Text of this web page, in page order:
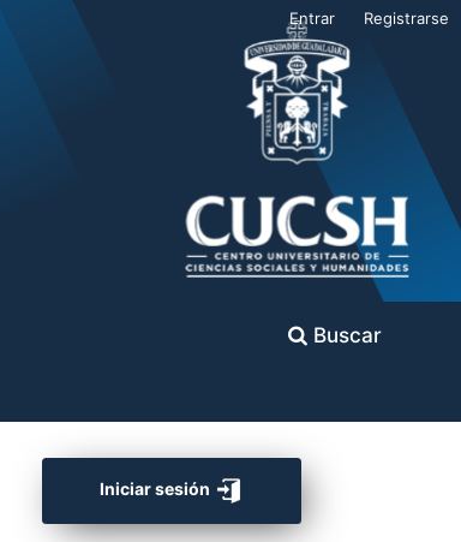
Buscar
Entrar Registrarse
Iniciar sesión